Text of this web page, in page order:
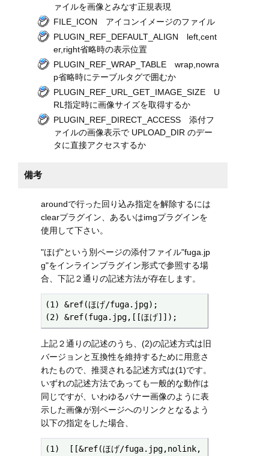
ァイルを画像とみなす正規表現
FILE_ICON アイコンイメージのファイル
PLUGIN_REF_DEFAULT_ALIGN left,cent
er,right省略時の表示位置
PLUGIN_REF_WRAP_TABLE wrap,nowra
p省略時にテーブルタグで囲むか
PLUGIN_REF_URL_GET_IMAGE_SIZE U
RL指定時に画像サイズを取得するか
PLUGIN_REF_DIRECT_ACCESS 添付フ
ァイルの画像表示で UPLOAD_DIR のデー
タに直接アクセスするか
備考
aroundで行った回り込み指定を解除するには
clearプラグイン、あるいはimgプラグインを
使用して下さい。
"ほげ"という別ページの添付ファイル"fuga.jp
g"をインラインプラグイン形式で参照する場
合、下記２通りの記述方法が存在します。
(1) &ref(ほげ/fuga.jpg);
(2) &ref(fuga.jpg,[[ほげ]]);
上記２通りの記述のうち、(2)の記述方式は旧
バージョンと互換性を維持するために用意さ
れたもので、推奨される記述方式は(1)です。
いずれの記述方法であっても一般的な動作は
同じですが、いわゆるバナー画像のように表
示した画像が別ページへのリンクとなるよう
以下の指定をした場合、
(1)  [[&ref(ほげ/fuga.jpg,nolink,